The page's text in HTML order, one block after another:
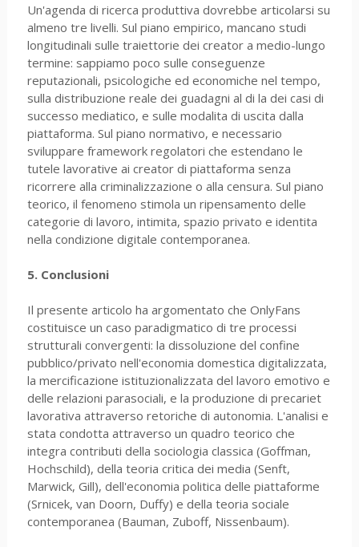
Un'agenda di ricerca produttiva dovrebbe articolarsi su
almeno tre livelli. Sul piano empirico, mancano studi
longitudinali sulle traiettorie dei creator a medio-lungo
termine: sappiamo poco sulle conseguenze
reputazionali, psicologiche ed economiche nel tempo,
sulla distribuzione reale dei guadagni al di la dei casi di
successo mediatico, e sulle modalita di uscita dalla
piattaforma. Sul piano normativo, e necessario
sviluppare framework regolatori che estendano le
tutele lavorative ai creator di piattaforma senza
ricorrere alla criminalizzazione o alla censura. Sul piano
teorico, il fenomeno stimola un ripensamento delle
categorie di lavoro, intimita, spazio privato e identita
nella condizione digitale contemporanea.
5. Conclusioni
Il presente articolo ha argomentato che OnlyFans
costituisce un caso paradigmatico di tre processi
strutturali convergenti: la dissoluzione del confine
pubblico/privato nell'economia domestica digitalizzata,
la mercificazione istituzionalizzata del lavoro emotivo e
delle relazioni parasociali, e la produzione di precariet
lavorativa attraverso retoriche di autonomia. L'analisi e
stata condotta attraverso un quadro teorico che
integra contributi della sociologia classica (Goffman,
Hochschild), della teoria critica dei media (Senft,
Marwick, Gill), dell'economia politica delle piattaforme
(Srnicek, van Doorn, Duffy) e della teoria sociale
contemporanea (Bauman, Zuboff, Nissenbaum).